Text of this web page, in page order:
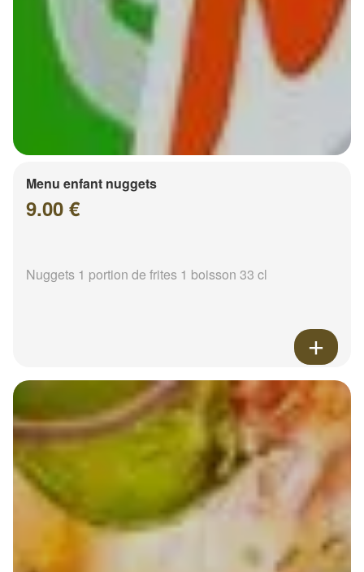
Menu enfant nuggets
9.00 €
Nuggets 1 portion de frites 1 boisson 33 cl